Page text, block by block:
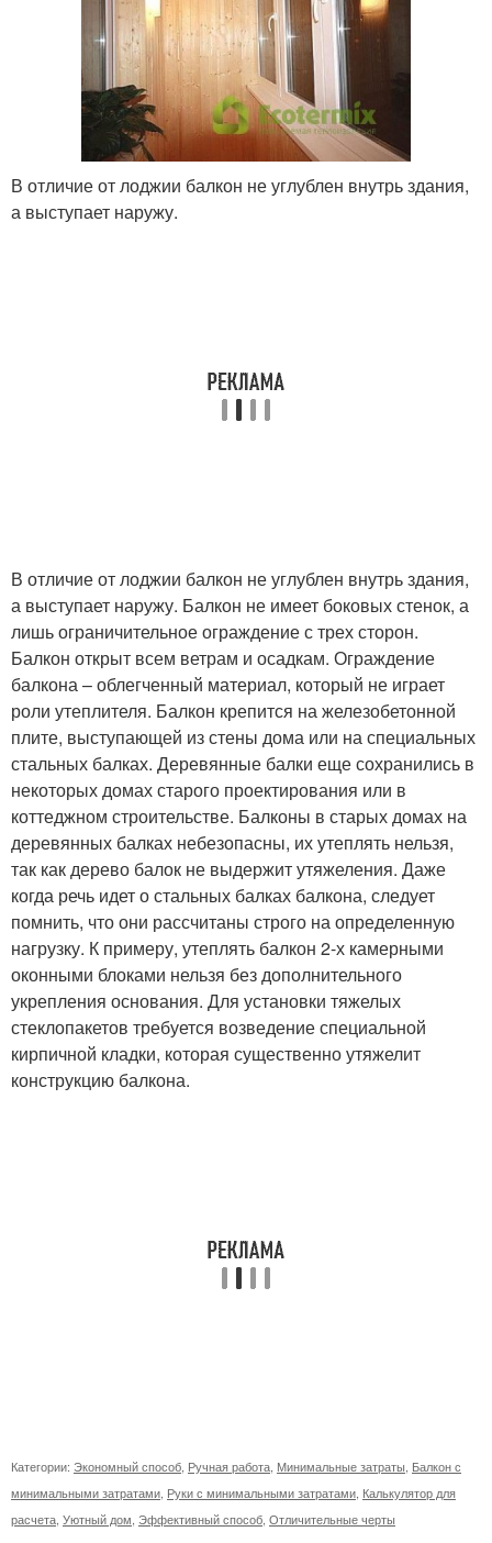
В отличие от лоджии балкон не углублен внутрь здания,
а выступает наружу.
В отличие от лоджии балкон не углублен внутрь здания,
а выступает наружу. Балкон не имеет боковых стенок, а
лишь ограничительное ограждение с трех сторон.
Балкон открыт всем ветрам и осадкам. Ограждение
балкона – облегченный материал, который не играет
роли утеплителя. Балкон крепится на железобетонной
плите, выступающей из стены дома или на специальных
стальных балках. Деревянные балки еще сохранились в
некоторых домах старого проектирования или в
коттеджном строительстве. Балконы в старых домах на
деревянных балках небезопасны, их утеплять нельзя,
так как дерево балок не выдержит утяжеления. Даже
когда речь идет о стальных балках балкона, следует
помнить, что они рассчитаны строго на определенную
нагрузку. К примеру, утеплять балкон 2-х камерными
оконными блоками нельзя без дополнительного
укрепления основания. Для установки тяжелых
стеклопакетов требуется возведение специальной
кирпичной кладки, которая существенно утяжелит
конструкцию балкона.
Категории: Экономный способ, Ручная работа, Минимальные затраты, Балкон с
минимальными затратами, Руки с минимальными затратами, Калькулятор для
расчета, Уютный дом, Эффективный способ, Отличительные черты